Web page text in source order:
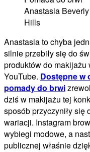
Anastasia Beverly
Hills
Anastasia to chyba
silnie przebiły się do
produktów do makijażu
YouTube. Dostępne w
pomady do brwi
dziś w makijażu tej
sposób przyczyniły
wariacji. Instagram
wybiegi modowe, a
publicznej właśnie